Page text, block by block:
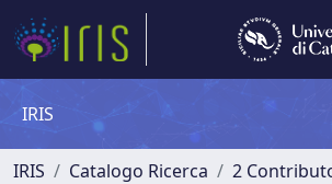
IRIS
IRIS Catalogo Ricerca
2